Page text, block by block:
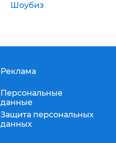
Шоубиз
Реклама
Персональные
данные
Защита персональных
данных